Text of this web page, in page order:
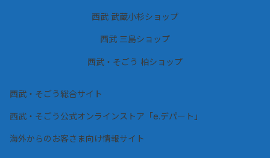
西武・そごう 柏ショップ
西武 武蔵小杉ショップ
西武 三島ショップ
西武・そごう総合サイト
西武・そごう公式オンラインストア「e.デパート」
海外からのお客さま向け情報サイト